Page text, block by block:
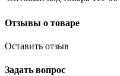
Отзывы о товаре
Оставить отзыв
Задать вопрос